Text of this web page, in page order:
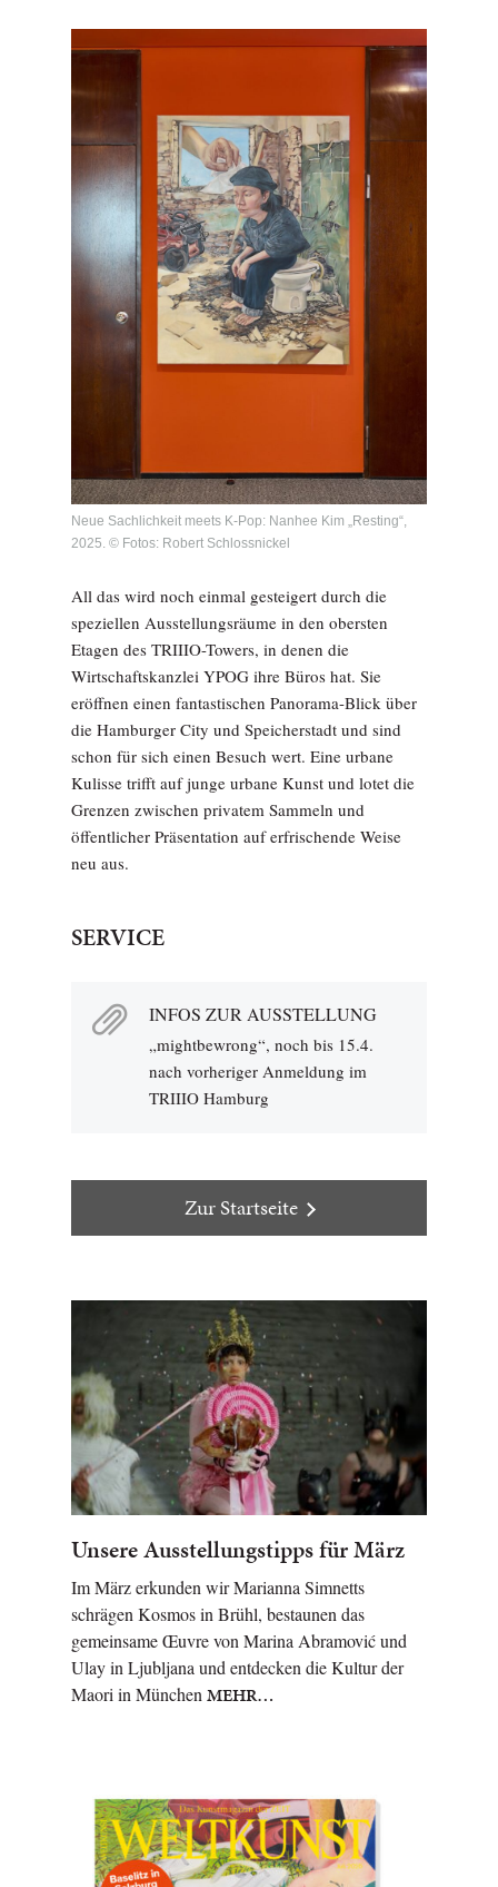
Neue Sachlichkeit meets K-Pop: Nanhee Kim „Resting“,
2025. © Fotos: Robert Schlossnickel
All das wird noch einmal gesteigert durch die
speziellen Ausstellungsräume in den obersten
Etagen des TRIIIO-Towers, in denen die
Wirtschaftskanzlei YPOG ihre Büros hat. Sie
eröffnen einen fantastischen Panorama-Blick über
die Hamburger City und Speicherstadt und sind
schon für sich einen Besuch wert. Eine urbane
Kulisse trifft auf junge urbane Kunst und lotet die
Grenzen zwischen privatem Sammeln und
öffentlicher Präsentation auf erfrischende Weise
neu aus.
SERVICE
INFOS ZUR AUSSTELLUNG
„mightbewrong“, noch bis 15.4.
nach vorheriger Anmeldung im
TRIIIO Hamburg
Zur Startseite
Unsere Ausstellungstipps für März
Im März erkunden wir Marianna Simnetts
schrägen Kosmos in Brühl, bestaunen das
gemeinsame Œuvre von Marina Abramović und
Ulay in Ljubljana und entdecken die Kultur der
Maori in München MEHR…